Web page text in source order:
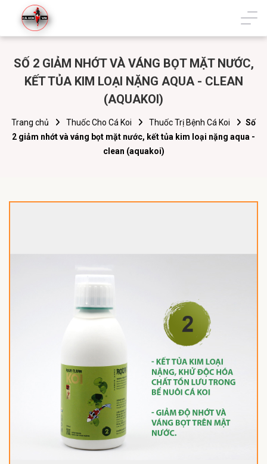
SỐ 2 GIẢM NHỚT VÀ VÁNG BỌT MẶT NƯỚC,
KẾT TỦA KIM LOẠI NẶNG AQUA - CLEAN
(AQUAKOI)
Trang chủ Thuốc Cho Cá Koi Thuốc Trị Bệnh Cá Koi
Số
2 giảm nhớt và váng bọt mặt nước, kết tủa kim loại nặng aqua -
clean (aquakoi)